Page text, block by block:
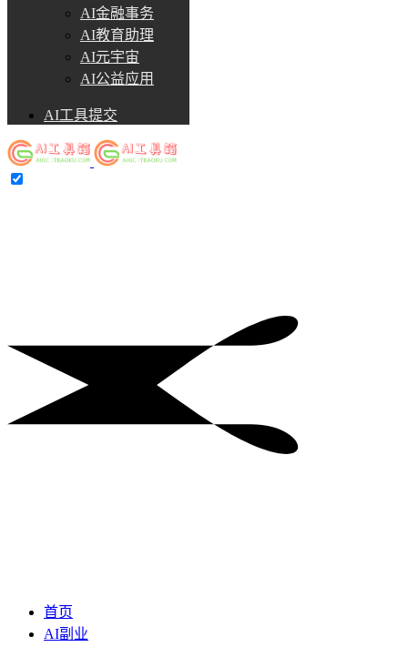
AI金融事务
AI教育助理
AI元宇宙
AI公益应用
AI工具提交
首页
AI副业